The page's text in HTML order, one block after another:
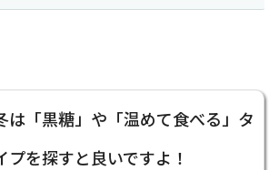
は「黒糖」や「温めて食べる」タ
プを探すと良いですよ！